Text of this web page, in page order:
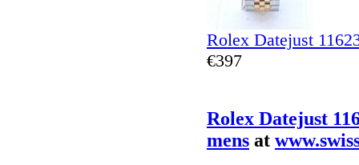
Rolex Datejust
€397
Rolex Datejust
mens at